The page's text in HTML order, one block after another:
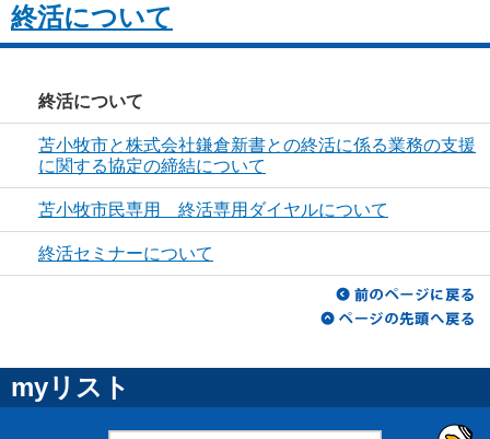
終活について
終活について
苫小牧市と株式会社鎌倉新書との終活に係る業務の支援
に関する協定の締結について
苫小牧市民専用 終活専用ダイヤルについて
終活セミナーについて
myリスト